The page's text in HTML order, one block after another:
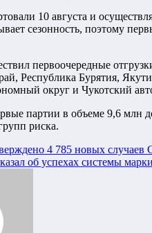
10 августа и
сезонность, поэтому
первоочередные
Республика Бурятия,
округ и Чукотский
партии в объеме 9,6 млн
риска.
4 785 новых случаев
об успехах системы